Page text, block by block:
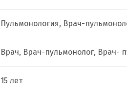
Пульмонология, Врач-
Врач, Врач-пульмонолог, Врач-
15 лет